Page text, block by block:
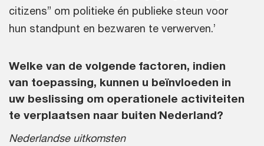
citizens” om politieke én publieke steun voor
hun standpunt en bezwaren te verwerven.’
Welke van de volgende factoren, indien
van toepassing, kunnen u beïnvloeden in
uw beslissing om operationele activiteiten
te verplaatsen naar buiten Nederland?
Nederlandse uitkomsten